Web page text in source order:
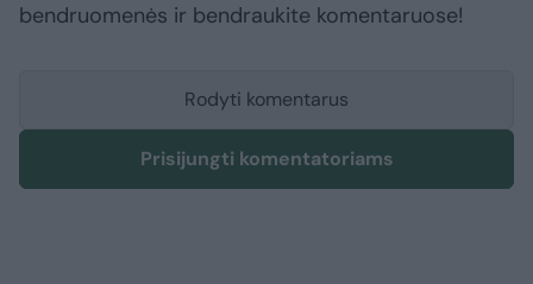
bendruomenės ir bendraukite komentaruose!
Rodyti komentarus
Prisijungti komentatoriams